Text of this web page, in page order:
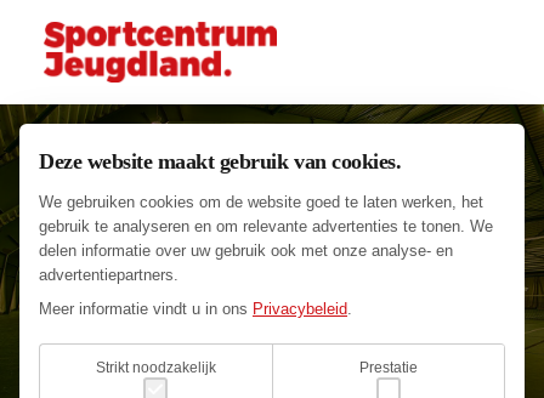
Deze website maakt gebruik van cookies.
We gebruiken cookies om de website goed te laten werken, het
gebruik te analyseren en om relevante advertenties te tonen. We
delen informatie over uw gebruik ook met onze analyse- en
advertentiepartners.
Meer informatie vindt u in ons Privacybeleid.
Strikt noodzakelijk Prestatie